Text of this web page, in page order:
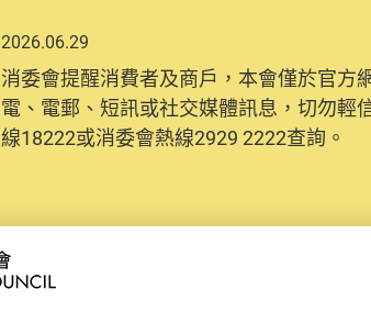
2026.06.29
消委會提醒消費者及商戶，本會僅於官方
電、電郵、短訊或社交媒體訊息，切勿輕
線18222或消委會熱線2929 2222查詢。